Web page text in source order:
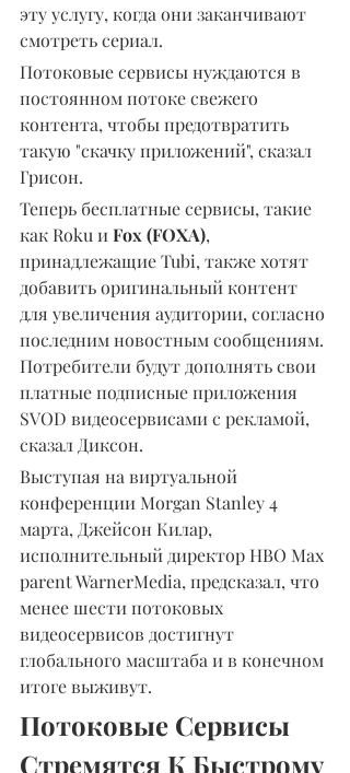
эту услугу, когда они заканчивают
смотреть сериал.
Потоковые сервисы нуждаются в
постоянном потоке свежего
контента, чтобы предотвратить
такую "скачку приложений", сказал
Грисон.
Теперь бесплатные сервисы, такие
как Roku и Fox (FOXA),
принадлежащие Tubi, также хотят
добавить оригинальный контент
для увеличения аудитории, согласно
последним новостным сообщениям.
Потребители будут дополнять свои
платные подписные приложения
SVOD видеосервисами с рекламой,
сказал Диксон.
Выступая на виртуальной
конференции Morgan Stanley 4
марта, Джейсон Килар,
исполнительный директор HBO Max
parent WarnerMedia, предсказал, что
менее шести потоковых
видеосервисов достигнут
глобального масштаба и в конечном
итоге выживут.
Потоковые Сервисы
Стремятся К Быстрому